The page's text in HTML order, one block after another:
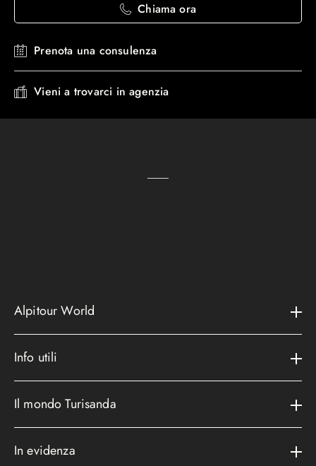
Chiama ora
Prenota una consulenza
Vieni a trovarci in agenzia
Alpitour World
AWARD
Area riservata
Convenzioni
Info utili
Metodi di pagamento
Il mondo Turisanda
In evidenza